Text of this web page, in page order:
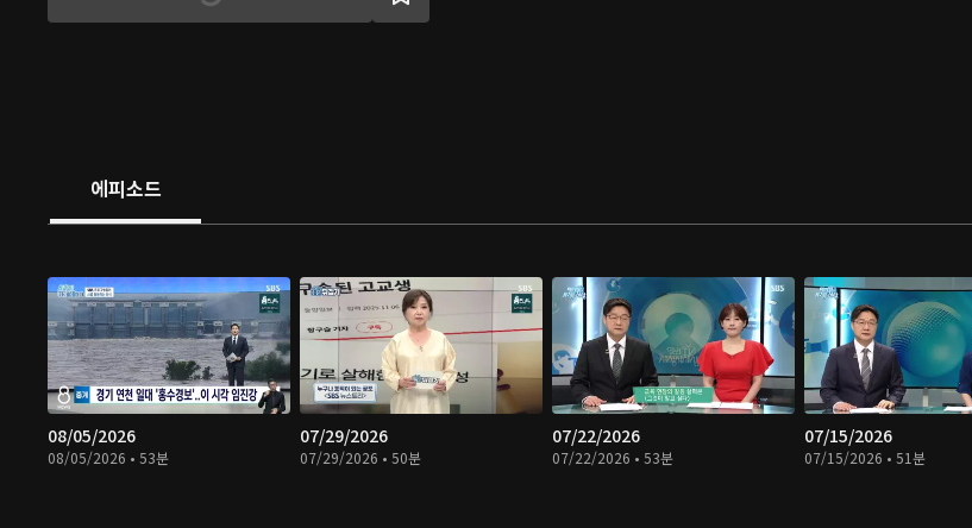
에피소드
08/05/2026
08/05/2026 • 53분
07/29/2026
07/29/2026 • 50분
07/22/2026
07/22/2026 • 53분
07/15/2026
07/15/2026 • 51분